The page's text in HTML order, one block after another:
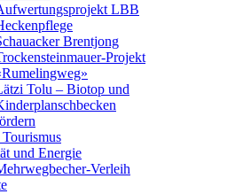
LBB
Brentjong
Projekt
Tolu – Biotop und
Tourismus
und Energie
Verleih